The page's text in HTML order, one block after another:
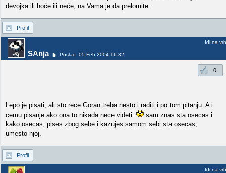
devojka ili hoće ili neće, na Vama je da prelomite.
Profil
SAnja Poslao: 05 Feb 2004 16:32
Idi na vrh
0
Lepo je pisati, ali sto rece Goran treba nesto i raditi i po tom pitanju. A i
cemu pisanje ako ona to nikada nece videti.
sam znas sta osecas i
kako osecas, pises zbog sebe i kazujes samom sebi sta osecas,
umesto njoj.
Profil
Idi na vrh